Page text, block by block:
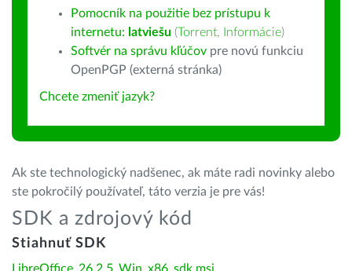
Pomocník na použitie bez prístupu k
internetu: latviešu (Torrent, Informácie)
Softvér na správu kľúčov pre novú funkciu
OpenPGP (externá stránka)
Chcete zmeniť jazyk?
Ak ste technologický nadšenec, ak máte radi novinky alebo
ste pokročilý používateľ, táto verzia je pre vás!
SDK a zdrojový kód
Stiahnuť SDK